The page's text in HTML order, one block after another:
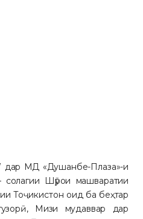
дар МД «Душанбе-Плаза»-и
Шӯрои машваратии
Тоҷикистон оид ба беҳтар
Мизи мудаввар дар